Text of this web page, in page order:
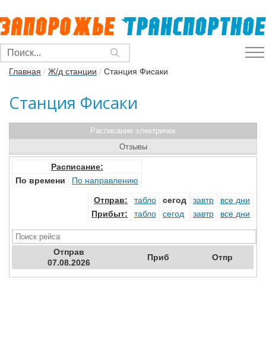
Главная / Ж/д станции / Станция Фисаки
Станция Фисаки
Расписание электричек
Расписание:
По времени
По направлению
Отправ: табло сегод завтр
все дни
Прибыт: табло сегод завтр все дни
Отправ
07.08.2026
Приб Отпр
Отзывы